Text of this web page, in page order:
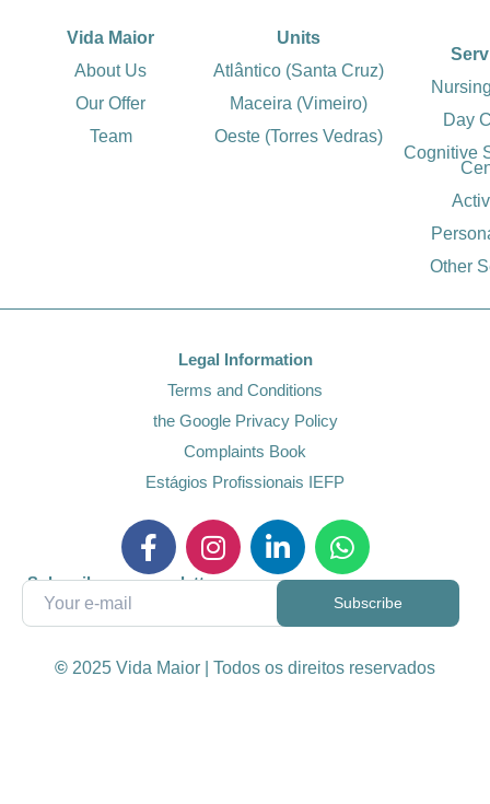
Vida Maior
About Us
Our Offer
Team
Units
Atlântico (Santa Cruz)
Maceira (Vimeiro)
Oeste (Torres Vedras)
Day
Cognitive
Other
Legal Information
Terms and Conditions
the Google Privacy Policy
Complaints Book
Estágios Profissionais IEFP
Subscribe our newsletter
© 2025 Vida Maior | Todos os direitos reservados